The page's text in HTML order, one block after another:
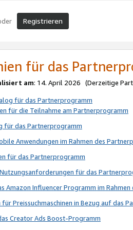
Registrieren
für das
am: 14. April 2026 (Derzeitige
für das Partnerprogramm
für die Teilnahme am Partnerprogramm
für das Partnerprogramm
Anwendungen im Rahmen des
für das Partnerprogramm
für das
Amazon Influencer Programm im
Preissuchmaschinen in Bezug auf das
Creator Ads Boost-Programm